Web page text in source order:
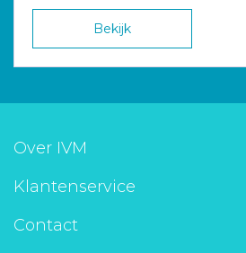
Bekijk
Over IVM
Klantenservice
Contact